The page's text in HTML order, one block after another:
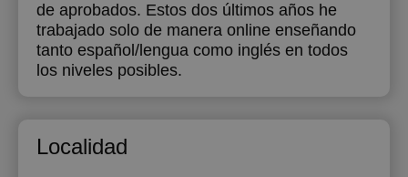
de aprobados. Estos dos últimos años he
trabajado solo de manera online enseñando
tanto español/lengua como inglés en todos
los niveles posibles.
Localidad